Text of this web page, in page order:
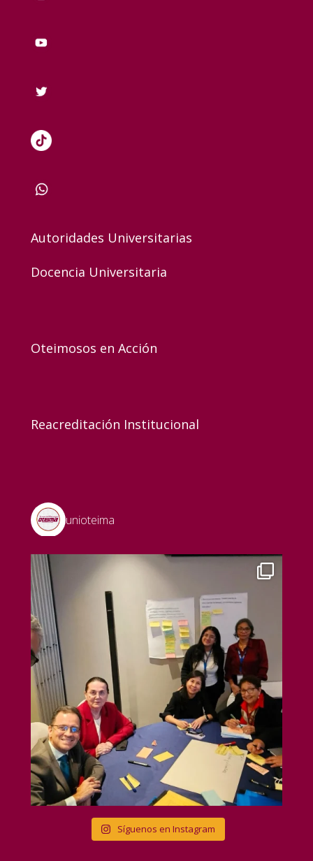
Autoridades Universitarias
Docencia Universitaria
Oteimosos en Acción
Reacreditación Institucional
unioteima
Síguenos en Instagram